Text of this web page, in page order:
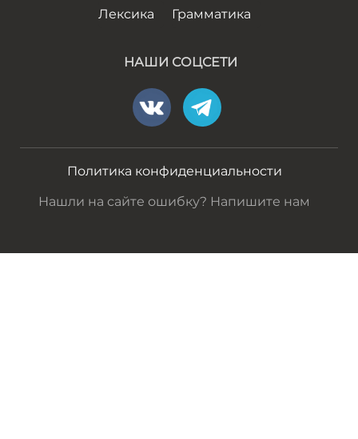
Лексика Грамматика
НАШИ СОЦСЕТИ
Политика конфиденциальности
Нашли на сайте ошибку? Напишите нам